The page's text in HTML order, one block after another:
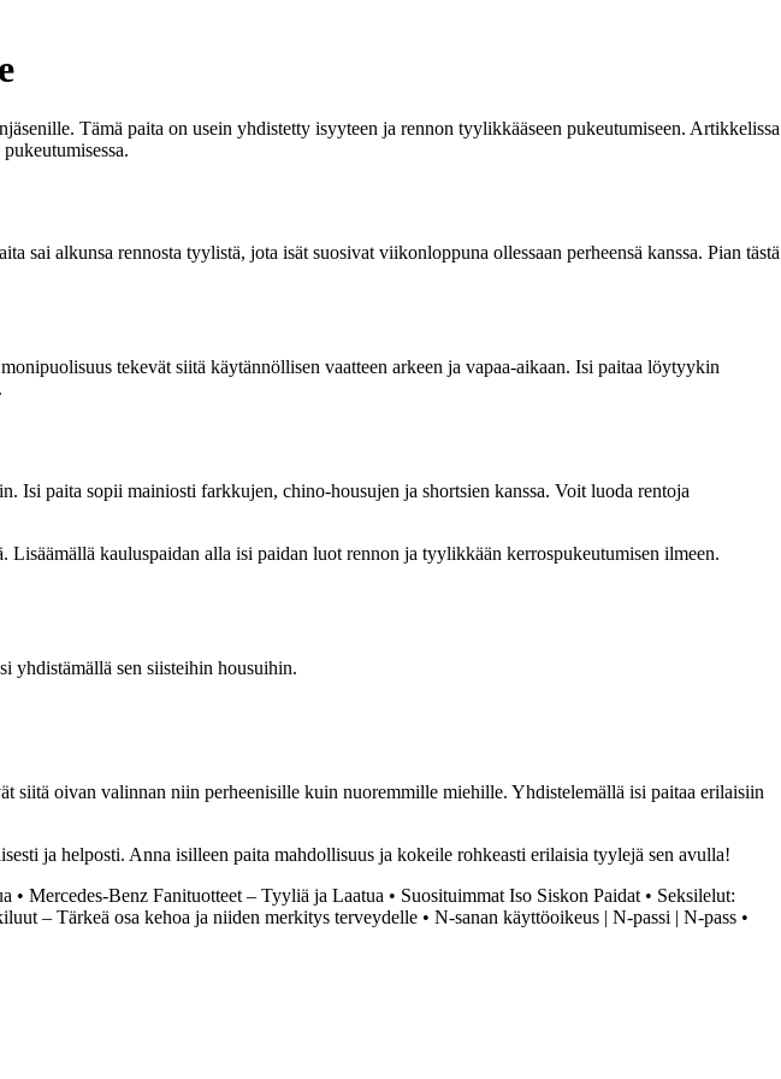
Tämä paita on usein yhdistetty isyyteen ja rennon tyylikkääseen pukeutumiseen. Artikkelissa
alkunsa rennosta tyylistä, jota isät suosivat viikonloppuna ollessaan perheensä kanssa. Pian tästä
tekevät siitä käytännöllisen vaatteen arkeen ja vapaa-aikaan. Isi paitaa löytyykin
Isi paita sopii mainiosti farkkujen, chino-housujen ja shortsien kanssa. Voit luoda rentoja
kauluspaidan alla isi paidan luot rennon ja tyylikkään kerrospukeutumisen ilmeen.
yhdistämällä sen siisteihin housuihin.
siitä oivan valinnan niin perheenisille kuin nuoremmille miehille. Yhdistelemällä isi paitaa erilaisiin
ja helposti. Anna isilleen paita mahdollisuus ja kokeile rohkeasti erilaisia tyylejä sen avulla!
• Mercedes-Benz Fanituotteet – Tyyliä ja Laatua • Suosituimmat Iso Siskon Paidat • Seksilelut:
– Tärkeä osa kehoa ja niiden merkitys terveydelle • N-sanan käyttöoikeus | N-passi | N-pass •